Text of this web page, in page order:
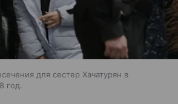
для сестер Хачатурян в
год.